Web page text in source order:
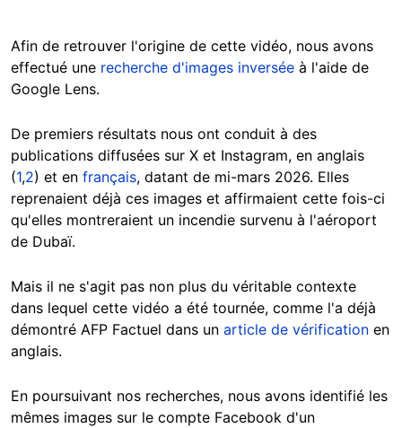
Afin de retrouver l'origine de cette vidéo, nous avons
effectué une recherche d'images inversée à l'aide de
Google Lens.
De premiers résultats nous ont conduit à des
publications diffusées sur X et Instagram, en anglais
(1,2) et en français, datant de mi-mars 2026. Elles
reprenaient déjà ces images et affirmaient cette fois-ci
qu'elles montreraient un incendie survenu à l'aéroport
de Dubaï.
Mais il ne s'agit pas non plus du véritable contexte
dans lequel cette vidéo a été tournée, comme l'a déjà
démontré AFP Factuel dans un article de vérification en
anglais.
En poursuivant nos recherches, nous avons identifié les
mêmes images sur le compte Facebook d'un